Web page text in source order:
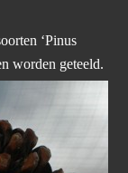
‘Pinus
worden geteeld.